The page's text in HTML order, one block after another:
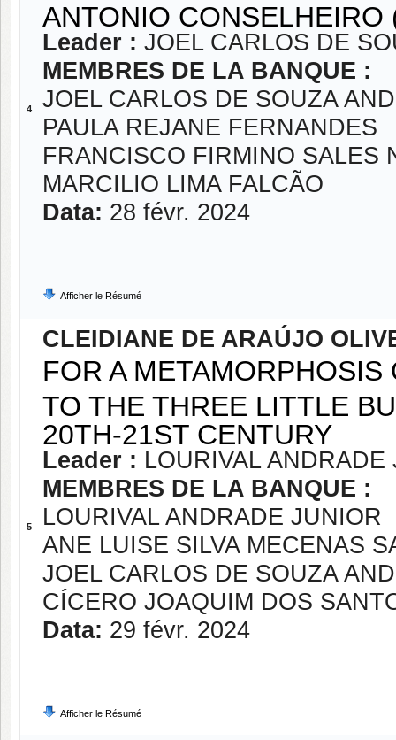
4
ANTONIO CONSELHEIRO
Leader : JOEL CARLOS DE
MEMBRES DE LA BANQUE :
JOEL CARLOS DE SOUZA
PAULA REJANE FERNANDES
FRANCISCO FIRMINO SALES
MARCILIO LIMA FALCÃO
Data: 28 févr. 2024
Afficher le Résumé
5
CLEIDIANE DE ARAÚJO
FOR A
TO THE THREE LITTLE
20TH-21ST CENTURY
Leader : LOURIVAL ANDRADE
MEMBRES DE LA BANQUE :
LOURIVAL ANDRADE JUNIOR
ANE LUISE SILVA MECENAS
JOEL CARLOS DE SOUZA
CÍCERO JOAQUIM DOS
Data: 29 févr. 2024
Afficher le Résumé